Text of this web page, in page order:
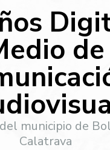
de
municipio de
Calatrava